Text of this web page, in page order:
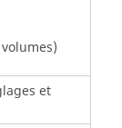
et